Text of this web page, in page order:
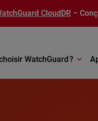
CloudDR –
WatchGuard ?